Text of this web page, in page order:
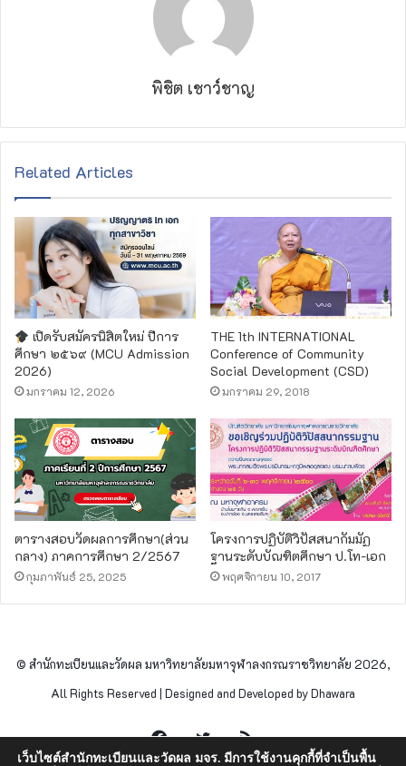
พิชิต เชาว์ชาญ
Related Articles
เปิดรับสมัครนิสิตใหม่ ปีการ
ศึกษา ๒๕๖๙ (MCU Admission
2026)
มกราคม 12, 2026
THE 1th INTERNATIONAL
Conference of Community
Social Development (CSD)
มกราคม 29, 2018
ตารางสอบวัดผลการศึกษา(ส่วน
กลาง) ภาคการศึกษา 2/2567
กุมภาพันธ์ 25, 2025
โครงการปฏิบัติวิปัสสนากัมมัฏ
ฐานระดับบัณฑิตศึกษา ป.โท-เอก
พฤศจิกายน 10, 2017
© สำนักทะเบียนและวัดผล มหาวิทยาลัยมหาจุฬาลงกรณราชวิทยาลัย 2026,
All Rights Reserved | Designed and Developed by Dhawara
FacebookTwitterRSS
เว็บไซต์สำนักทะเบียนและวัดผล มจร. มีการใช้งานคุกกี้ที่จำเป็นพื้น